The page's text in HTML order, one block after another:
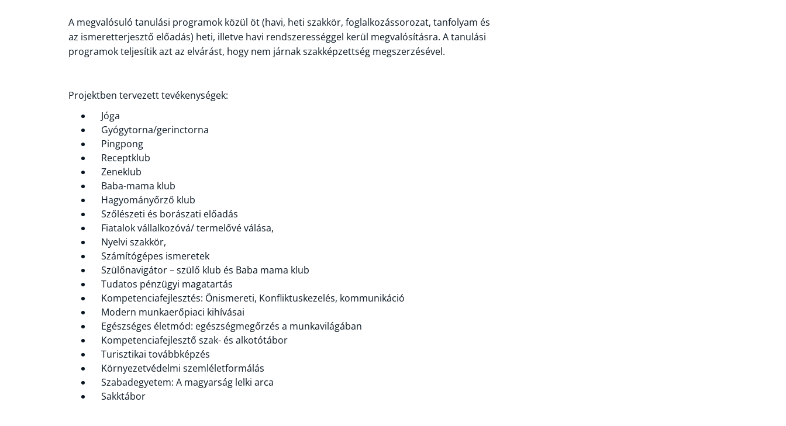
A megvalósuló tanulási programok közül öt (havi, heti szakkör, foglalkozássorozat, tanfolyam és
az ismeretterjesztő előadás) heti, illetve havi rendszerességgel kerül megvalósításra. A tanulási
programok teljesítik azt az elvárást, hogy nem járnak szakképzettség megszerzésével.
Projektben tervezett tevékenységek:
Jóga
Gyógytorna/gerinctorna
Pingpong
Receptklub
Zeneklub
Baba-mama klub
Hagyományőrző klub
Szőlészeti és borászati előadás
Fiatalok vállalkozóvá/ termelővé válása,
Nyelvi szakkör,
Számítógépes ismeretek
Szülőnavigátor – szülő klub és Baba mama klub
Tudatos pénzügyi magatartás
Kompetenciafejlesztés: Önismereti, Konfliktuskezelés, kommunikáció
Modern munkaerőpiaci kihívásai
Egészséges életmód: egészségmegőrzés a munkavilágában
Kompetenciafejlesztő szak- és alkotótábor
Turisztikai továbbképzés
Környezetvédelmi szemléletformálás
Szabadegyetem: A magyarság lelki arca
Sakktábor